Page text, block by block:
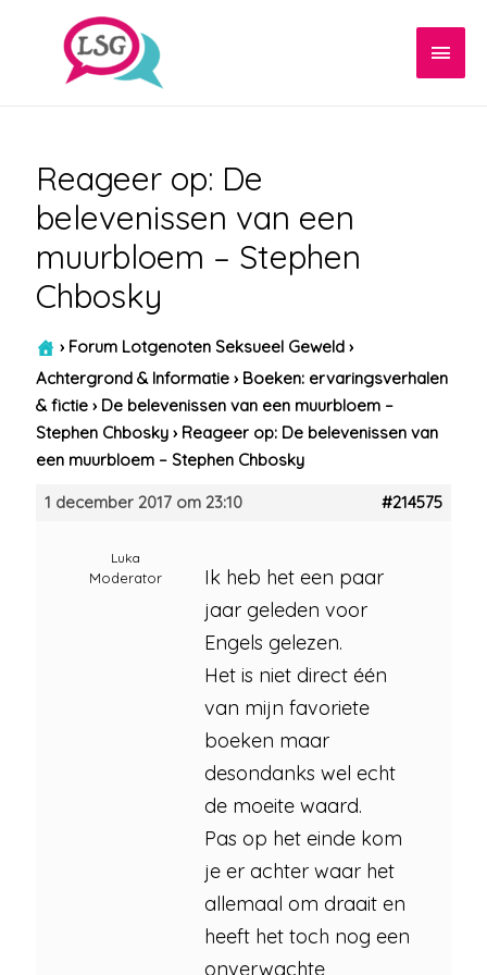
Reageer op: De
belevenissen van een
muurbloem – Stephen
Chbosky
› Forum Lotgenoten Seksueel Geweld ›
Achtergrond & Informatie › Boeken: ervaringsverhalen
& fictie › De belevenissen van een muurbloem –
Stephen Chbosky › Reageer op: De belevenissen van
een muurbloem – Stephen Chbosky
1 december 2017 om 23:10 #214575
Luka
Moderator
Ik heb het een paar
jaar geleden voor
Engels gelezen.
Het is niet direct één
van mijn favoriete
boeken maar
desondanks wel echt
de moeite waard.
Pas op het einde kom
je er achter waar het
allemaal om draait en
heeft het toch nog een
onverwachte